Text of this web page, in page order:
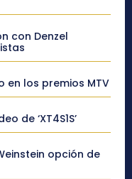
con Denzel
en los premios MTV
de ‘XT4S1S’
opción de